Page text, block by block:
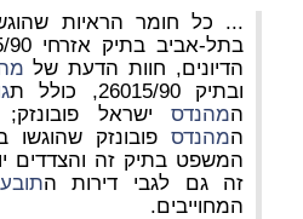
... כל חומר הראיות
בתל-אביב בתיק אזרחי 26015/90 לרבות
הדיונים, חוות הדעת של
ובתיק 26015/90, כולל ת
המהנדסישראל
המהנדספובונזק שהוגשו
המשפט בתיק זה והצדדים
זה גם לגבי דירות התובע
המחוייבים.